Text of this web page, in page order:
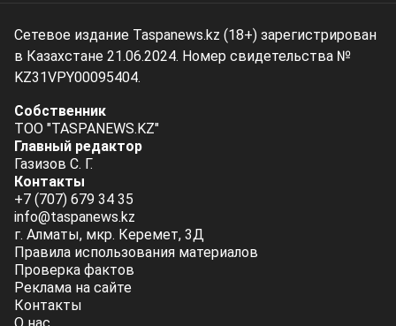
Сетевое издание Taspanews.kz (18+) зарегистрирован
в Казахстане 21.06.2024. Номер свидетельства №
KZ31VPY00095404.
Собственник
ТОО "TASPANEWS.KZ"
Главный редактор
Газизов С. Г.
Контакты
+7 (707) 679 34 35
info@taspanews.kz
г. Алматы, мкр. Керемет, 3Д
Правила использования материалов
Проверка фактов
Реклама на сайте
Контакты